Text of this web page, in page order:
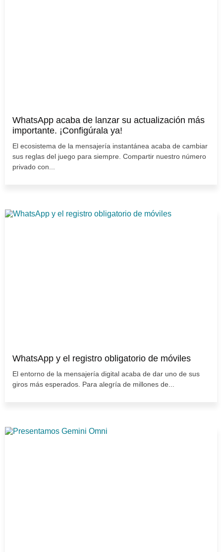
WhatsApp acaba de lanzar su actualización más
importante. ¡Configúrala ya!
El ecosistema de la mensajería instantánea acaba de cambiar
sus reglas del juego para siempre. Compartir nuestro número
privado con...
WhatsApp y el registro obligatorio de móviles
El entorno de la mensajería digital acaba de dar uno de sus
giros más esperados. Para alegría de millones de...